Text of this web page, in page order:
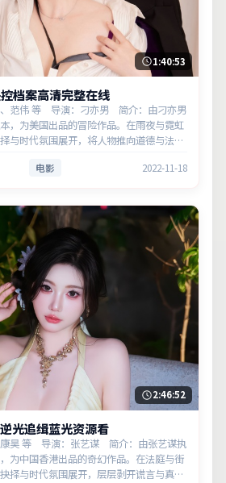
1:40:53
档案高清完整在线
、范伟 等 导演：刁亦男 简介：由刁亦男
，为美国出品的冒险作品。在雨夜与霓虹
与时代氛围展开，将人物推向道德与法律
电影 2022-11-18
2:46:52
光追缉蓝光资源看
康昊 等 导演：张艺谋 简介：由张艺谋执
为中国香港出品的奇幻作品。在法庭与街
择与时代氛围展开，层层剥开谎言与真